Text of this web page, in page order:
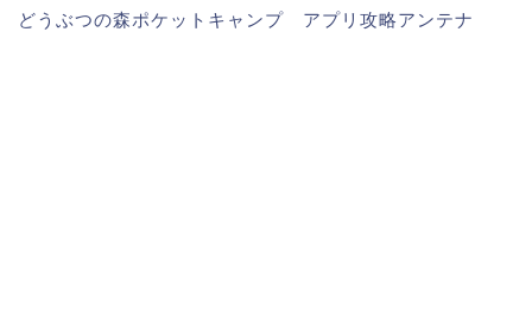
どうぶつの森ポケットキャンプ アプリ攻略アンテナ